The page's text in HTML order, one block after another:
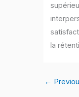
la
←